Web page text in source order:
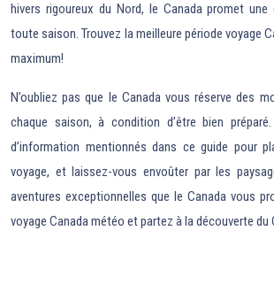
hivers rigoureux du Nord, le Canada promet une
toute saison. Trouvez la meilleure période voyage
maximum!
N’oubliez pas que le Canada vous réserve des
chaque saison, à condition d’être bien
d’information mentionnés dans ce guide pour
voyage, et laissez-vous envoûter par les
aventures exceptionnelles que le Canada vous
voyage Canada météo et partez à la découverte du